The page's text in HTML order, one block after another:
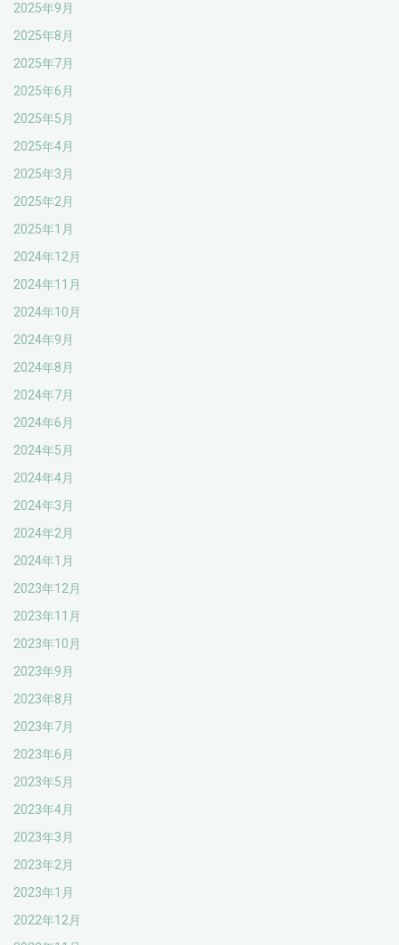
2025年9月
2025年8月
2025年7月
2025年6月
2025年5月
2025年4月
2025年3月
2025年2月
2025年1月
2024年12月
2024年11月
2024年10月
2024年9月
2024年8月
2024年7月
2024年6月
2024年5月
2024年4月
2024年3月
2024年2月
2024年1月
2023年12月
2023年11月
2023年10月
2023年9月
2023年8月
2023年7月
2023年6月
2023年5月
2023年4月
2023年3月
2023年2月
2023年1月
2022年12月